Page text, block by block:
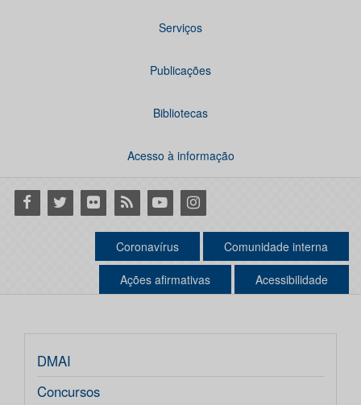
Serviços
Publicações
Bibliotecas
Acesso à informação
Facebook
Twitter Flickr RSS YoutubeInstagram
Coronavírus Comunidade interna
Ações afirmativas Acessibilidade
DMAI
Concursos